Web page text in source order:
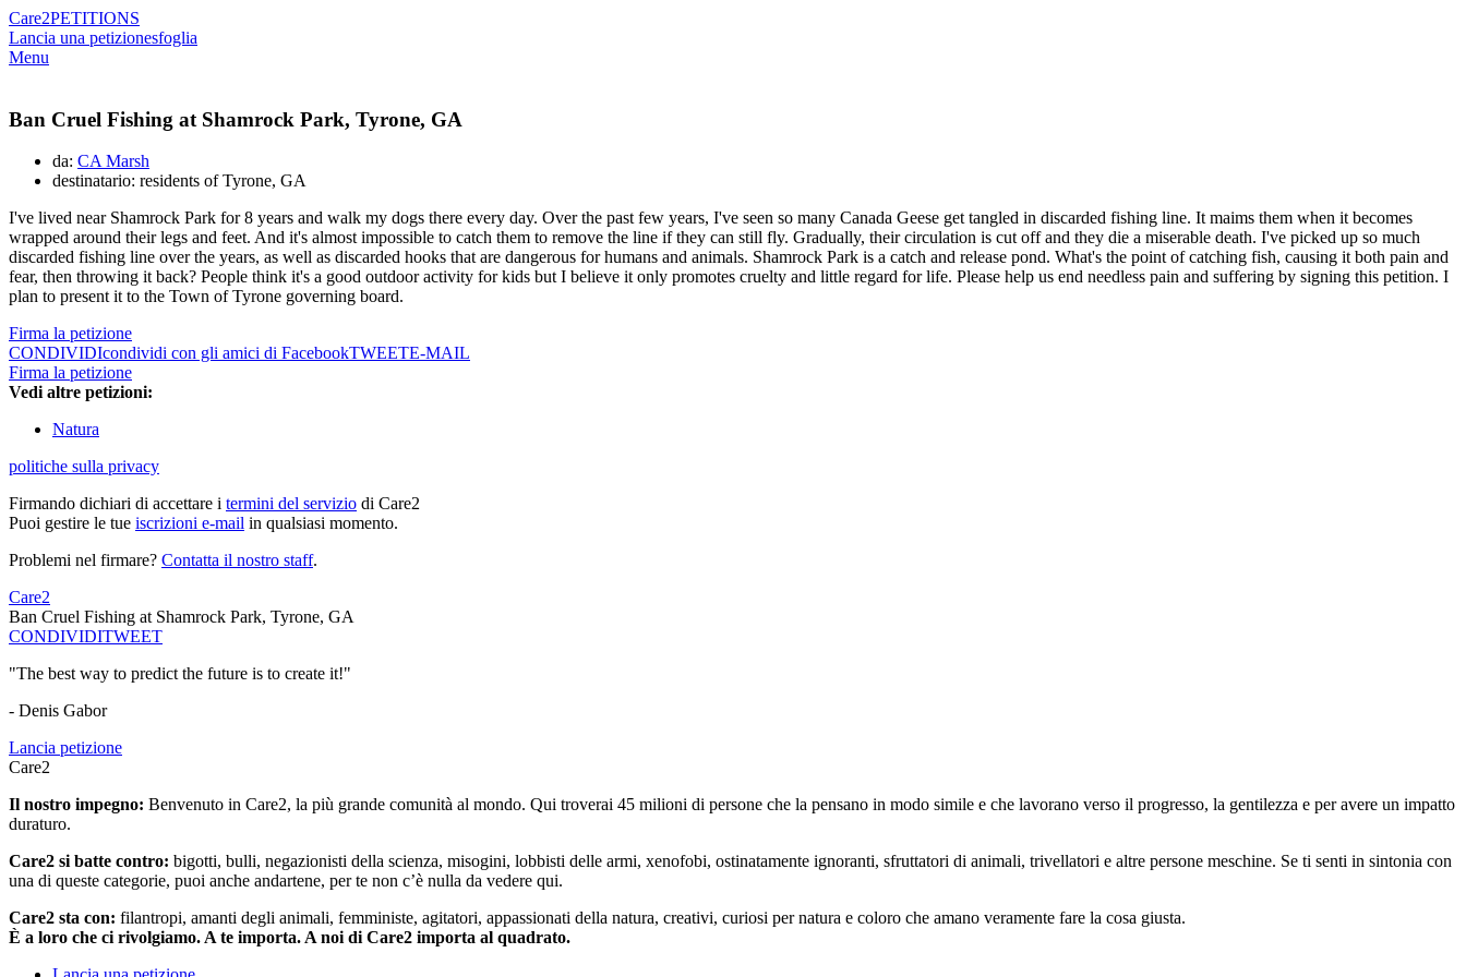
Care2PETITIONS
Lancia una petizionesfoglia
Menu
Ban Cruel Fishing at Shamrock Park, Tyrone, GA
da: CA Marsh
destinatario: residents of Tyrone, GA
I've lived near Shamrock Park for 8 years and walk my dogs there every day. Over the past few years, I've seen so many Canada Geese get tangled in discarded fishing line. It maims them when it becomes
wrapped around their legs and feet. And it's almost impossible to catch them to remove the line if they can still fly. Gradually, their circulation is cut off and they die a miserable death. I've picked up so much
discarded fishing line over the years, as well as discarded hooks that are dangerous for humans and animals. Shamrock Park is a catch and release pond. What's the point of catching fish, causing it both pain and
fear, then throwing it back? People think it's a good outdoor activity for kids but I believe it only promotes cruelty and little regard for life. Please help us end needless pain and suffering by signing this petition. I
plan to present it to the Town of Tyrone governing board.
Firma la petizione
CONDIVIDIcondividi con gli amici di FacebookTWEETE-MAIL
Firma la petizione
Vedi altre petizioni:
Natura
politiche sulla privacy
Firmando dichiari di accettare i termini del servizio di Care2
Puoi gestire le tue iscrizioni e-mail in qualsiasi momento.
Problemi nel firmare? Contatta il nostro staff.
Care2
Ban Cruel Fishing at Shamrock Park, Tyrone, GA
CONDIVIDITWEET
"The best way to predict the future is to create it!"
- Denis Gabor
Lancia petizione
Care2
Il nostro impegno: Benvenuto in Care2, la più grande comunità al mondo. Qui troverai 45 milioni di persone che la pensano in modo simile e che lavorano verso il progresso, la gentilezza e per avere un impatto
duraturo.
Care2 si batte contro: bigotti, bulli, negazionisti della scienza, misogini, lobbisti delle armi, xenofobi, ostinatamente ignoranti, sfruttatori di animali, trivellatori e altre persone meschine. Se ti senti in sintonia con
una di queste categorie, puoi anche andartene, per te non c’è nulla da vedere qui.
Care2 sta con: filantropi, amanti degli animali, femministe, agitatori, appassionati della natura, creativi, curiosi per natura e coloro che amano veramente fare la cosa giusta.
È a loro che ci rivolgiamo. A te importa. A noi di Care2 importa al quadrato.